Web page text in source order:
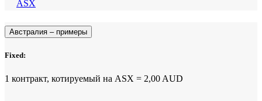
ASX
Австралия – примеры
Fixed:
1 контракт, котируемый на ASX = 2,00 AUD